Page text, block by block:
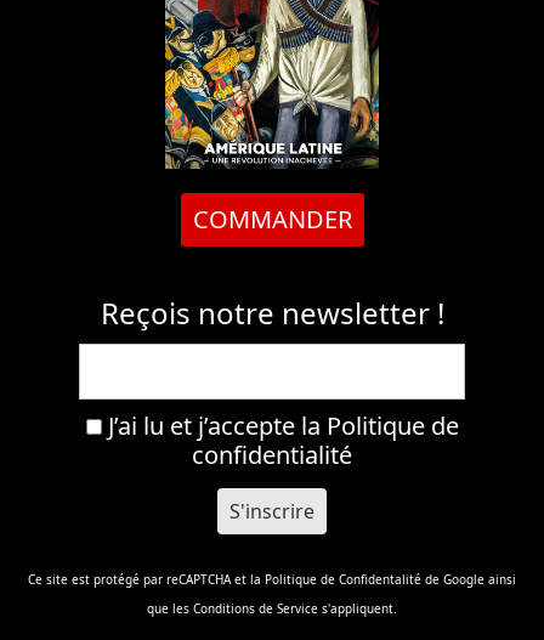
COMMANDER
Reçois notre newsletter !
J’ai lu et j’accepte la Politique de
confidentialité
Ce site est protégé par reCAPTCHA et la Politique de Confidentalité de Google ainsi
que les Conditions de Service s'appliquent.